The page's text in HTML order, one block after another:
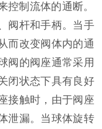
控制流体的通断。‌
阀杆和手柄。当手
而改变阀体内的通
阀的阀座通常采用
闭状态下具有良好
接触时，由于阀座
泄漏。当球体旋转